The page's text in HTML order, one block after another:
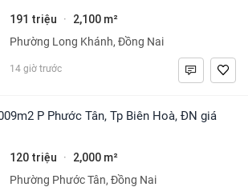
191 triệu · 2,100 m²
Phường Long Khánh, Đồng Nai
14 giờ trước
120 triệu · 2,000 m²
Phường Phước Tân, Đồng Nai